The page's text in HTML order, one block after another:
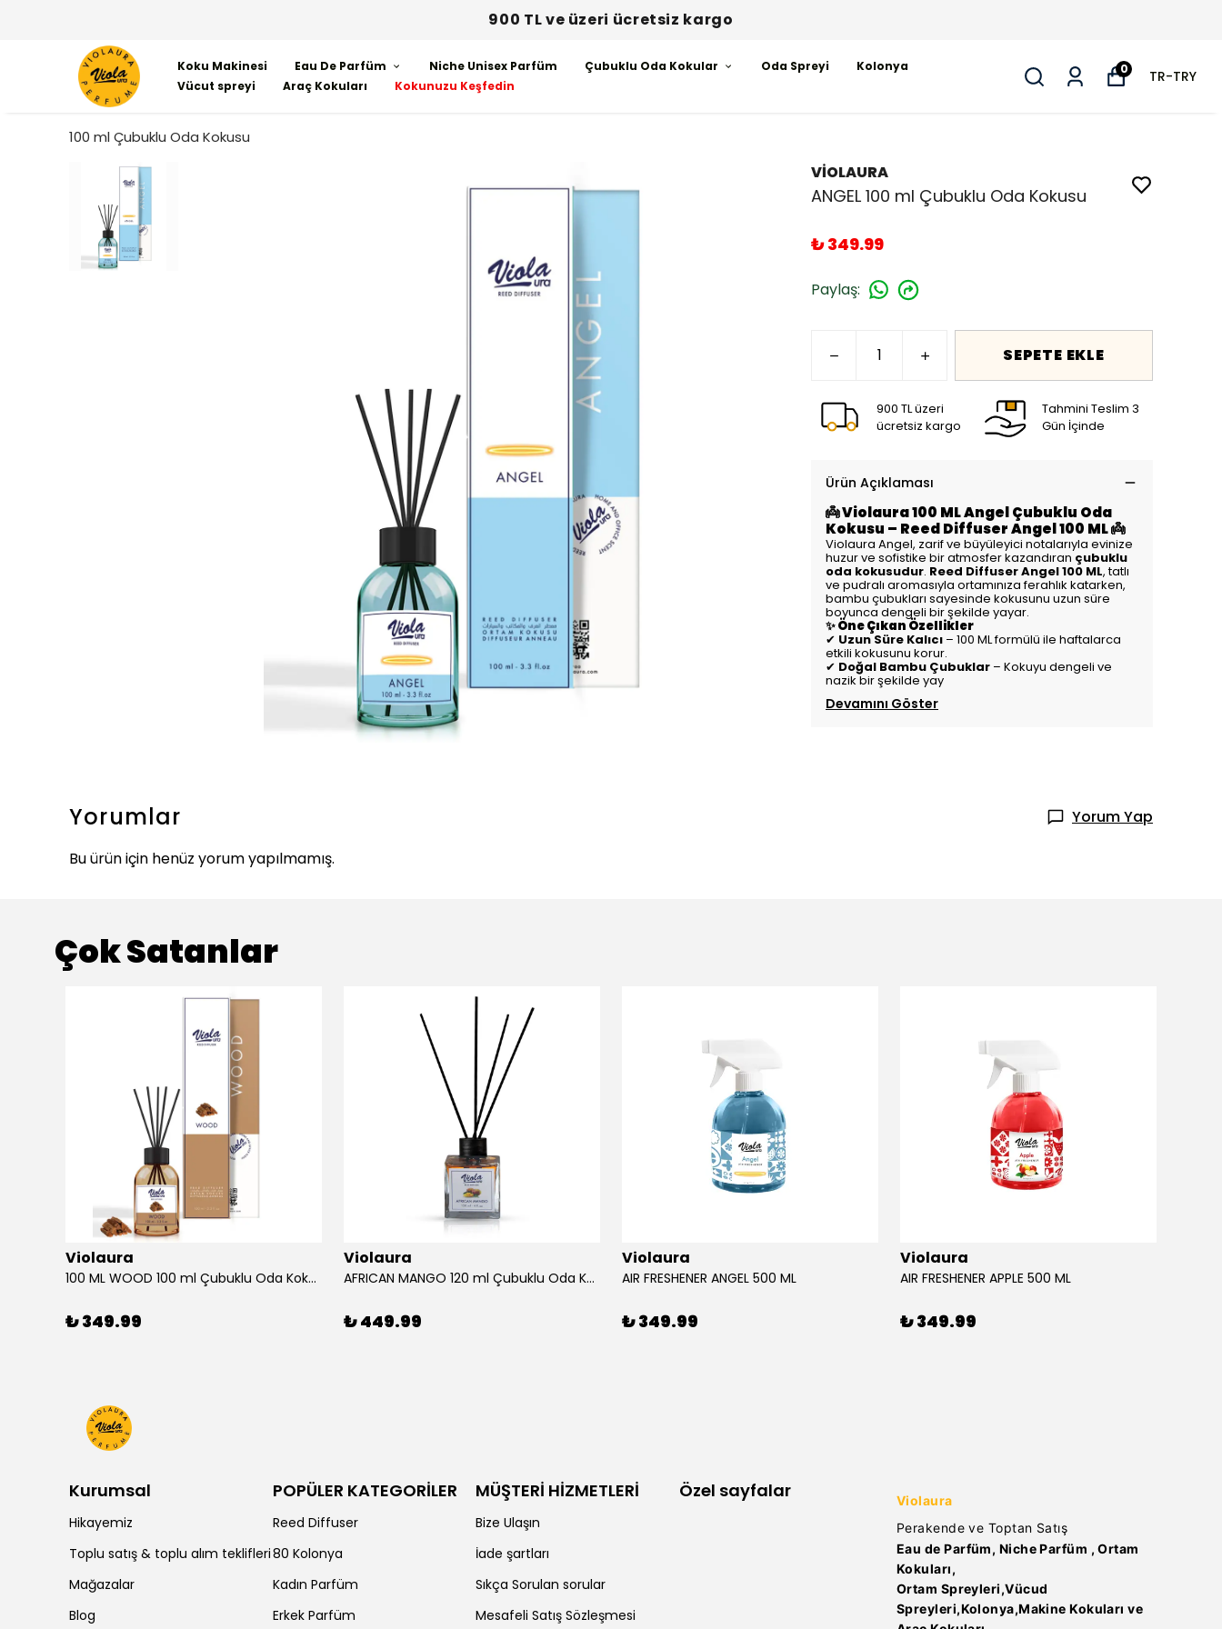
900 TL ve üzeri ücretsiz kargo
Koku Makinesi Eau De Parfüm Niche Unisex Parfüm Çubuklu Oda Kokular Oda Spreyi
Kolonya
Vücut spreyi
Araç Kokuları Kokunuzu Keşfedin
0 TR-TRY
100 ml Çubuklu Oda Kokusu
VİOLAURA
ANGEL 100 ml Çubuklu Oda Kokusu
₺ 349.99
Paylaş:
SEPETE EKLE
900 TL üzeri
ücretsiz kargo
Tahmini Teslim 3
Gün İçinde
Ürün Açıklaması
👼 Violaura 100 ML Angel Çubuklu Oda
Kokusu – Reed Diffuser Angel 100 ML 👼
Violaura Angel, zarif ve büyüleyici notalarıyla evinize
huzur ve sofistike bir atmosfer kazandıran çubuklu
oda kokusudur. Reed Diffuser Angel 100 ML, tatlı
ve pudralı aromasıyla ortamınıza ferahlık katarken,
bambu çubukları sayesinde kokusunu uzun süre
boyunca dengeli bir şekilde yayar.
✨ Öne Çıkan Özellikler
✔ Uzun Süre Kalıcı – 100 ML formülü ile haftalarca
etkili kokusunu korur.
✔ Doğal Bambu Çubuklar – Kokuyu dengeli ve
nazik bir şekilde yay
Devamını Göster
Yorumlar
Yorum Yap
Bu ürün için henüz yorum yapılmamış.
Çok Satanlar
Violaura
100 ML WOOD 100 ml Çubuklu Oda Kokusu
₺ 349.99
Violaura
AFRICAN MANGO 120 ml Çubuklu Oda Kokusu
₺ 449.99
Violaura
AIR FRESHENER ANGEL 500 ML
₺ 349.99
Violaura
AIR FRESHENER APPLE 500 ML
₺ 349.99
Kurumsal
Hikayemiz
Toplu satış & toplu alım teklifleri
Mağazalar
Blog
POPÜLER KATEGORİLER
Reed Diffuser
80 Kolonya
Kadın Parfüm
Erkek Parfüm
MÜŞTERİ HİZMETLERİ
Bize Ulaşın
İade şartları
Sıkça Sorulan sorular
Mesafeli Satış Sözleşmesi
Özel sayfalar
Violaura
Perakende ve Toptan Satış
Eau de Parfüm, Niche Parfüm , Ortam
Kokuları,
Ortam Spreyleri,Vücud
Spreyleri,Kolonya,Makine Kokuları ve